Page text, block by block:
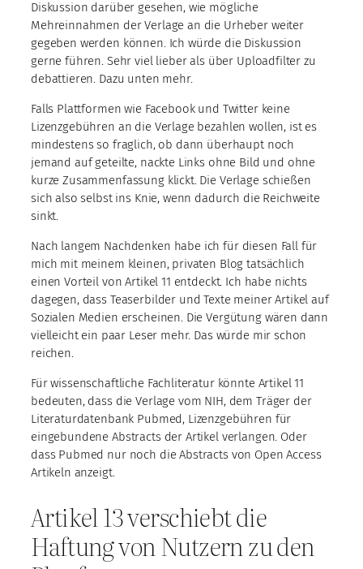
Diskussion darüber gesehen, wie mögliche
Mehreinnahmen der Verlage an die Urheber weiter
gegeben werden können. Ich würde die Diskussion
gerne führen. Sehr viel lieber als über Uploadfilter zu
debattieren. Dazu unten mehr.
Falls Plattformen wie Facebook und Twitter keine
Lizenzgebühren an die Verlage bezahlen wollen, ist es
mindestens so fraglich, ob dann überhaupt noch
jemand auf geteilte, nackte Links ohne Bild und ohne
kurze Zusammenfassung klickt. Die Verlage schießen
sich also selbst ins Knie, wenn dadurch die Reichweite
sinkt.
Nach langem Nachdenken habe ich für diesen Fall für
mich mit meinem kleinen, privaten Blog tatsächlich
einen Vorteil von Artikel 11 entdeckt. Ich habe nichts
dagegen, dass Teaserbilder und Texte meiner Artikel auf
Sozialen Medien erscheinen. Die Vergütung wären dann
vielleicht ein paar Leser mehr. Das würde mir schon
reichen.
Für wissenschaftliche Fachliteratur könnte Artikel 11
bedeuten, dass die Verlage vom NIH, dem Träger der
Literaturdatenbank Pubmed, Lizenzgebühren für
eingebundene Abstracts der Artikel verlangen. Oder
dass Pubmed nur noch die Abstracts von Open Access
Artikeln anzeigt.
Artikel 13 verschiebt die
Haftung von Nutzern zu den